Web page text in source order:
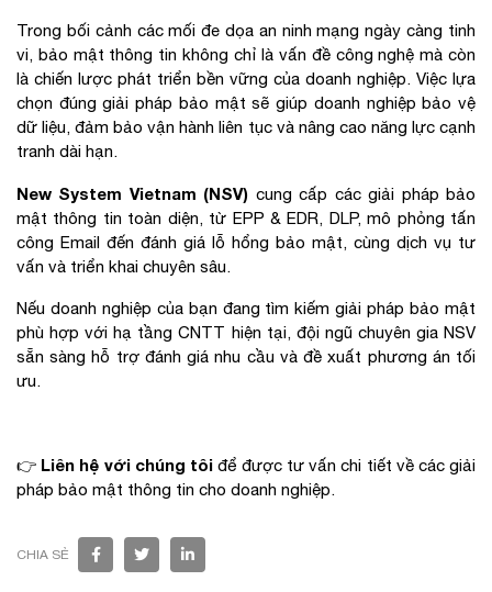
Trong bối cảnh các mối đe dọa an ninh mạng ngày càng tinh
vi, bảo mật thông tin không chỉ là vấn đề công nghệ mà còn
là chiến lược phát triển bền vững của doanh nghiệp. Việc lựa
chọn đúng giải pháp bảo mật sẽ giúp doanh nghiệp bảo vệ
dữ liệu, đảm bảo vận hành liên tục và nâng cao năng lực cạnh
tranh dài hạn.
New System Vietnam (NSV) cung cấp các giải pháp bảo
mật thông tin toàn diện, từ EPP & EDR, DLP, mô phỏng tấn
công Email đến đánh giá lỗ hổng bảo mật, cùng dịch vụ tư
vấn và triển khai chuyên sâu.
Nếu doanh nghiệp của bạn đang tìm kiếm giải pháp bảo mật
phù hợp với hạ tầng CNTT hiện tại, đội ngũ chuyên gia NSV
sẵn sàng hỗ trợ đánh giá nhu cầu và đề xuất phương án tối
ưu.
👉 Liên hệ với chúng tôiđể được tư vấn chi tiết về các giải
pháp bảo mật thông tin cho doanh nghiệp.
CHIA SẺ